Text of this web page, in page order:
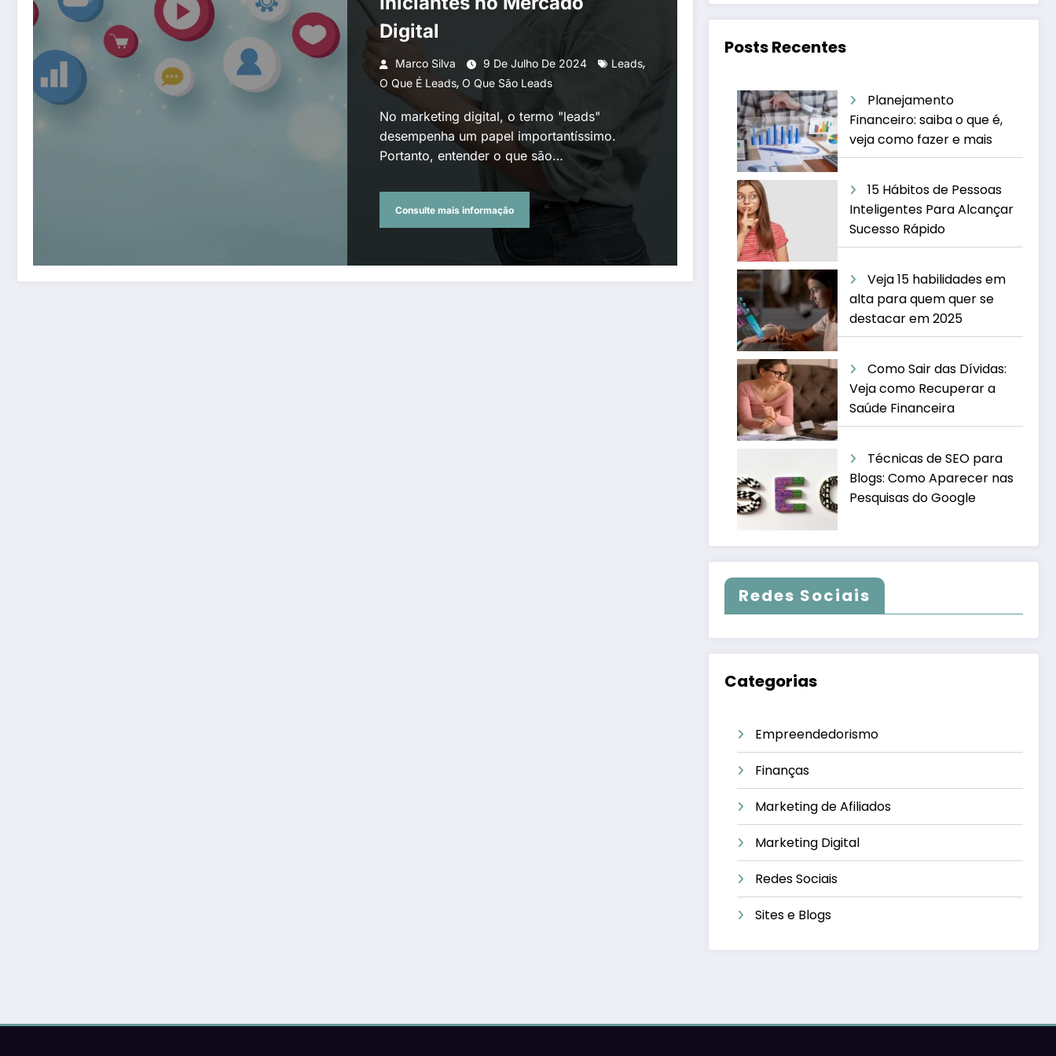
Digital
Marco Silva 9 De Julho De 2024 Leads,
O Que É Leads, O Que São Leads
No marketing digital, o termo "leads"
desempenha um papel importantíssimo.
Portanto, entender o que são…
Consulte mais informação
Posts Recentes
Planejamento
Financeiro: saiba o que é,
veja como fazer e mais
15 Hábitos de Pessoas
Inteligentes Para Alcançar
Sucesso Rápido
Veja 15 habilidades em
alta para quem quer se
destacar em 2025
Como Sair das Dívidas:
Veja como Recuperar a
Saúde Financeira
Técnicas de SEO para
Blogs: Como Aparecer nas
Pesquisas do Google
Redes Sociais
Categorias
Empreendedorismo
Finanças
Marketing de Afiliados
Marketing Digital
Redes Sociais
Sites e Blogs